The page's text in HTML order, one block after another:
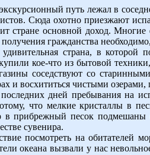
путь лежал в
Сюда охотно приезжают
стране основной доход.
гражданства
страна, в которой
кое-что из бытовой
соседствуют со
и восхититься чистыми
дней пребывания на
что мелкие кристаллы в
в прибрежный песок
сувенира.
посмотреть на обитателей
океана вызвали у нас